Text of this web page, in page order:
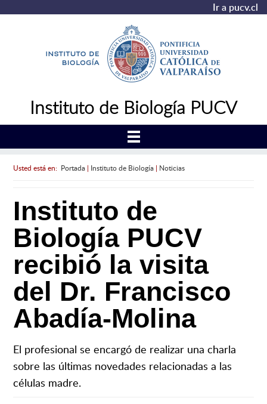
Ir a pucv.cl
Instituto de Biología PUCV
Usted está en: Portada| Instituto de Biología| Noticias
Instituto de
Biología PUCV
recibió la visita
del Dr. Francisco
Abadía-Molina
El profesional se encargó de realizar una charla
sobre las últimas novedades relacionadas a las
células madre.